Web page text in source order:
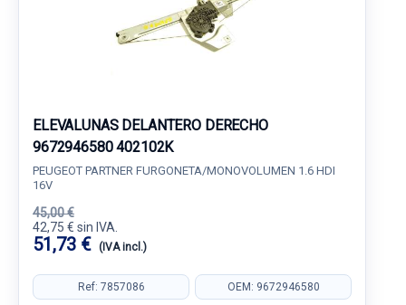
ELEVALUNAS DELANTERO DERECHO
9672946580 402102K
PEUGEOT PARTNER FURGONETA/MONOVOLUMEN 1.6 HDI
16V
45,00 €
42,75 € sin IVA.
51,73 € (IVA incl.)
Ref: 7857086 OEM: 9672946580